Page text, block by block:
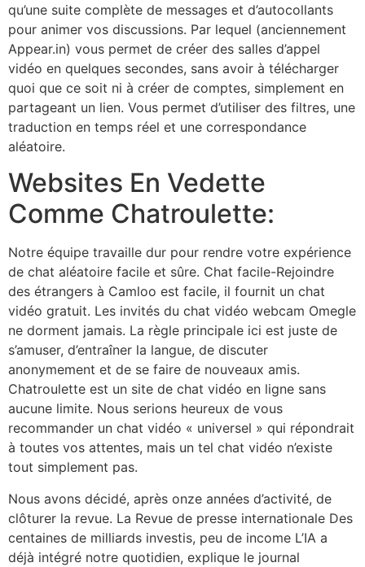
qu’une suite complète de messages et d’autocollants
pour animer vos discussions. Par lequel (anciennement
Appear.in) vous permet de créer des salles d’appel
vidéo en quelques secondes, sans avoir à télécharger
quoi que ce soit ni à créer de comptes, simplement en
partageant un lien. Vous permet d’utiliser des filtres, une
traduction en temps réel et une correspondance
aléatoire.
Websites En Vedette
Comme Chatroulette:
Notre équipe travaille dur pour rendre votre expérience
de chat aléatoire facile et sûre. Chat facile-Rejoindre
des étrangers à Camloo est facile, il fournit un chat
vidéo gratuit. Les invités du chat vidéo webcam Omegle
ne dorment jamais. La règle principale ici est juste de
s’amuser, d’entraîner la langue, de discuter
anonymement et de se faire de nouveaux amis.
Chatroulette est un site de chat vidéo en ligne sans
aucune limite. Nous serions heureux de vous
recommander un chat vidéo « universel » qui répondrait
à toutes vos attentes, mais un tel chat vidéo n’existe
tout simplement pas.
Nous avons déci­dé, après onze années d’ac­ti­vi­té, de
clô­tu­rer la revue. La Revue de presse internationale Des
centaines de milliards investis, peu de income L’IA a
déjà intégré notre quotidien, explique le journal